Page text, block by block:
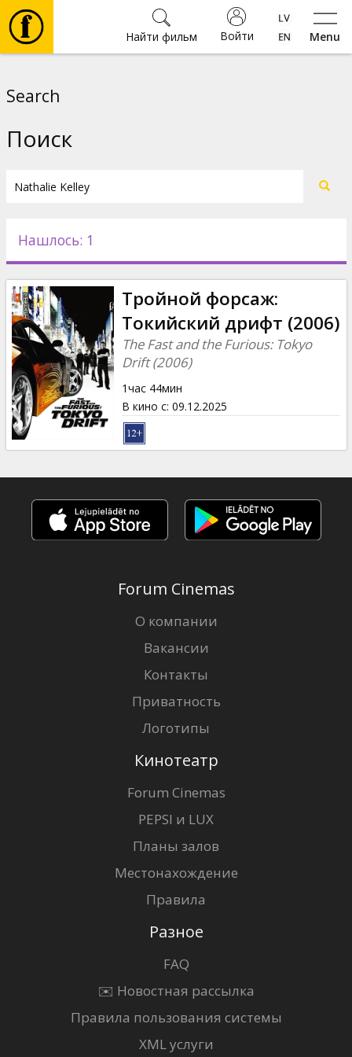
Menu
Войти
Найти фильм
Новости
Подарки
Кинозакуски
B2B
Клуб
Search
Поиск
Нашлось: 1
Тройной форсаж:
Токийский дрифт (2006)
The Fast and the Furious: Tokyo
Drift (2006)
1час 44мин
В кино с: 09.12.2025
Forum Cinemas
О компании
Вакансии
Контакты
Приватность
Логотипы
Кинотеатр
Forum Cinemas
PEPSI и LUX
Планы залов
Местонахождение
Правила
Разное
FAQ
✉️ Новостная рассылка
Правила пользования системы
XML услуги